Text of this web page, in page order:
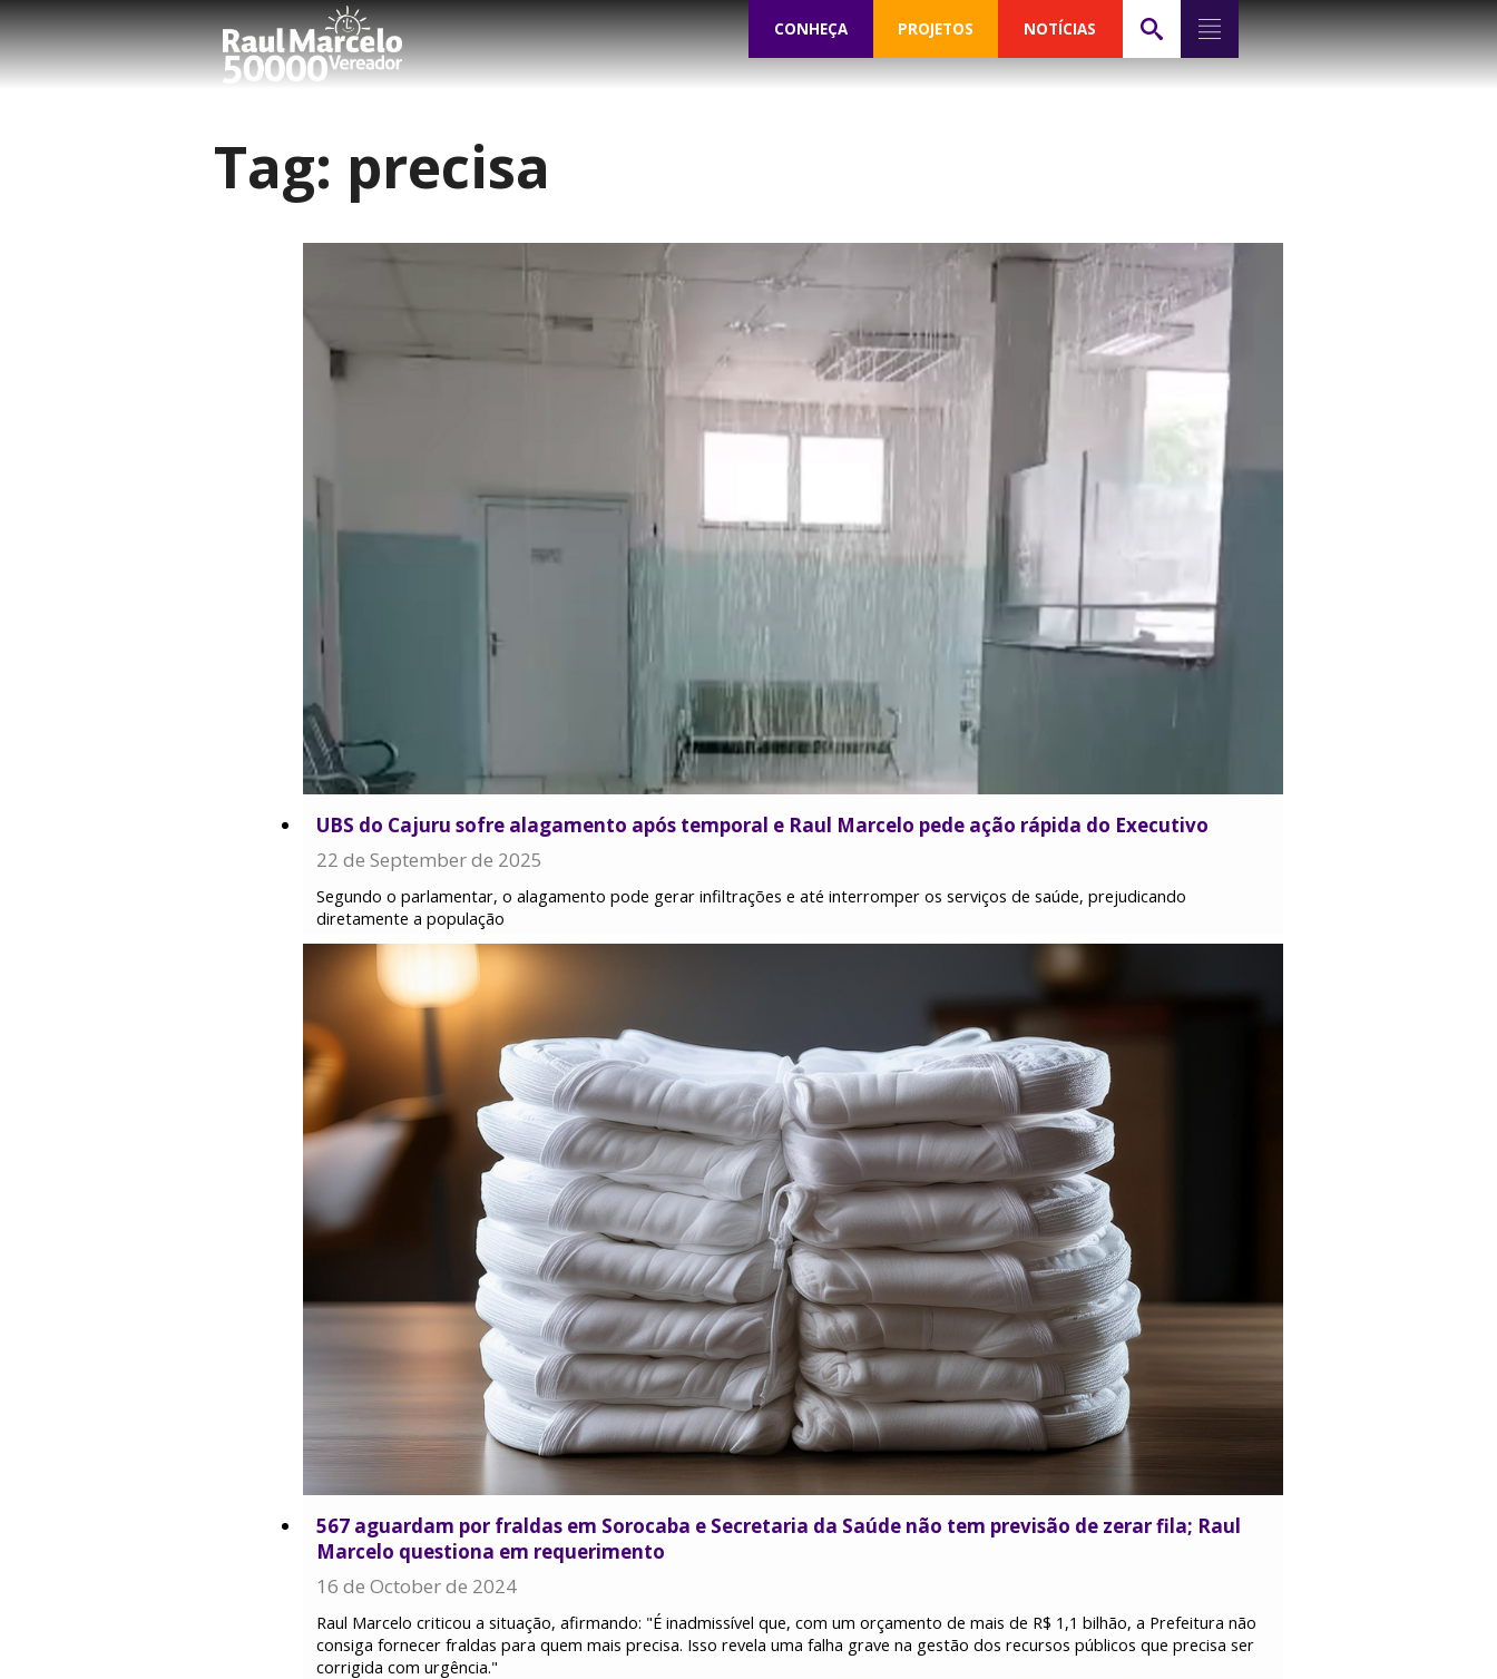
CONHEÇA PROJETOS NOTÍCIAS
Tag: precisa
​UBS do Cajuru sofre alagamento após temporal e Raul Marcelo pede ação rápida do Executivo
22 de September de 2025
Segundo o parlamentar, o alagamento pode gerar infiltrações e até interromper os serviços de saúde, prejudicando
diretamente a população
567 aguardam por fraldas em Sorocaba e Secretaria da Saúde não tem previsão de zerar fila; Raul
Marcelo questiona em requerimento
16 de October de 2024
Raul Marcelo criticou a situação, afirmando: "É inadmissível que, com um orçamento de mais de R$ 1,1 bilhão, a Prefeitura não
consiga fornecer fraldas para quem mais precisa. Isso revela uma falha grave na gestão dos recursos públicos que precisa ser
corrigida com urgência."